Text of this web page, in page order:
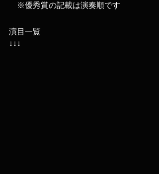
​　※優秀賞の記載は演奏順です
演目一覧
↓↓↓